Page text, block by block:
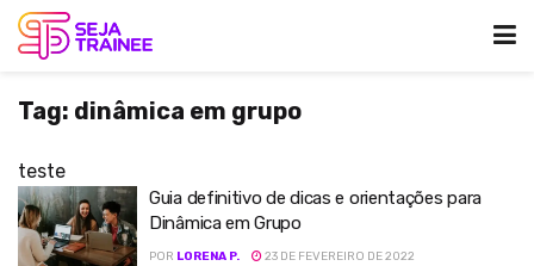
Tag: dinâmica em grupo
teste
Guia definitivo de dicas e orientações para
Dinâmica em Grupo
POR LORENA P. 23 DE FEVEREIRO DE 2022